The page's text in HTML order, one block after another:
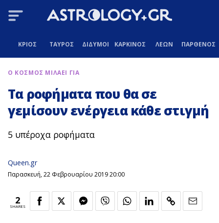
ΚΡΙΟΣ ΤΑΥΡΟΣ ΔΙΔΥΜΟΙ ΚΑΡΚΙΝΟΣ ΛΕΩΝ ΠΑΡΘΕΝΟΣ
Ο ΚΟΣΜΟΣ ΜΙΛΑΕΙ ΓΙΑ
Τα ροφήματα που θα σε
γεμίσουν ενέργεια κάθε στιγμή
5 υπέροχα ροφήματα
Queen.gr
Παρασκευή, 22 Φεβρουαρίου 2019 20:00
2
SHARES